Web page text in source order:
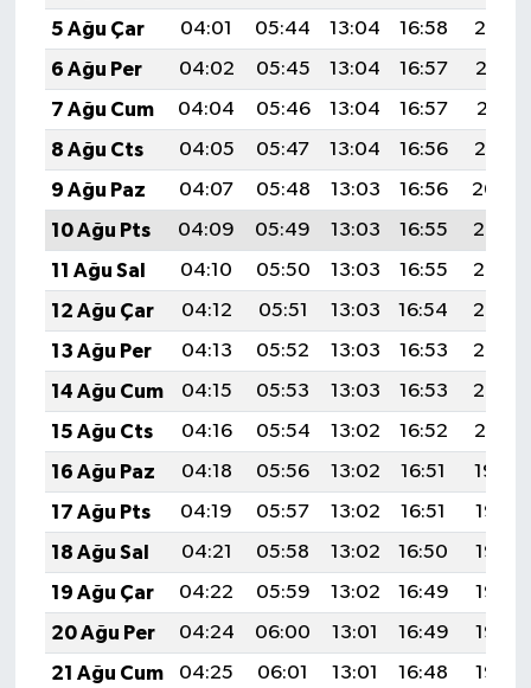
5 Ağu Çar
04:01 05:44 13:04 16:58
20:14
6 Ağu Per
04:02 05:45 13:04 16:57
20:12
7 Ağu Cum
04:04 05:46 13:04 16:57
20:11
8 Ağu Cts
04:05 05:47 13:04 16:56
20:10
9 Ağu Paz
04:07 05:48 13:03 16:56
20:09
10 Ağu Pts
04:09 05:49 13:03 16:55
20:07
11 Ağu Sal
04:10 05:50 13:03 16:55
20:06
12 Ağu Çar
04:12 05:51 13:03 16:54
20:05
13 Ağu Per
04:13 05:52 13:03 16:53
20:03
14 Ağu Cum
04:15 05:53 13:03 16:53
20:02
15 Ağu Cts
04:16 05:54 13:02 16:52
20:01
16 Ağu Paz
04:18 05:56 13:02 16:51
19:59
17 Ağu Pts
04:19 05:57 13:02 16:51
19:58
18 Ağu Sal
04:21 05:58 13:02 16:50
19:56
19 Ağu Çar
04:22 05:59 13:02 16:49
19:55
20 Ağu Per
04:24 06:00 13:01 16:49
19:53
21 Ağu Cum
04:25 06:01 13:01 16:48
19:52
Siyaset
Spor
Teknoloji
Türkiye
Video Galeri
Yemek Tarifleri